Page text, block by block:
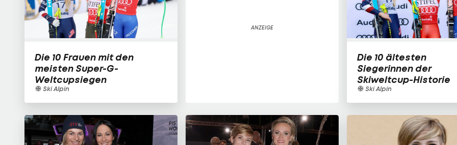
Die 10 Frauen mit den
meisten Super-G-
Weltcupsiegen
Ski Alpin
Die 10 ältesten
Siegerinnen der
Skiweltcup-Historie
Ski Alpin